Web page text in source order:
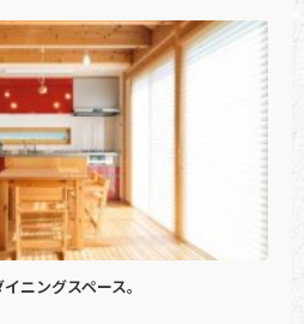
ニングスペース。